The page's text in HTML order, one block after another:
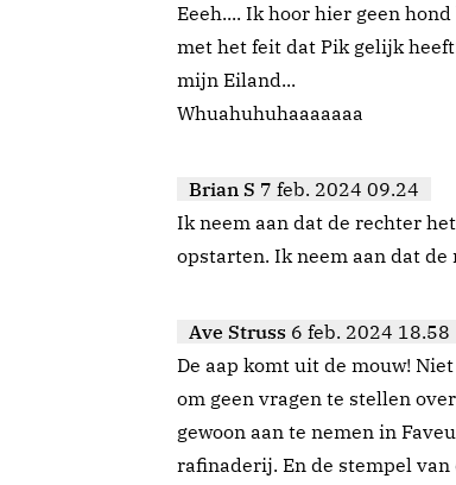
Eeeh.... Ik hoor hier geen
met het feit dat Pik gelijk
mijn Eiland...
Whuahuhuhaaaaaaa
Brian S 7 feb. 2024 09.24
Ik neem aan dat de rechter
opstarten. Ik neem aan dat
Ave Struss 6 feb. 2024 18.58
De aap komt uit de mouw!
om geen vragen te stellen
gewoon aan te nemen in
rafinaderij. En de stempel